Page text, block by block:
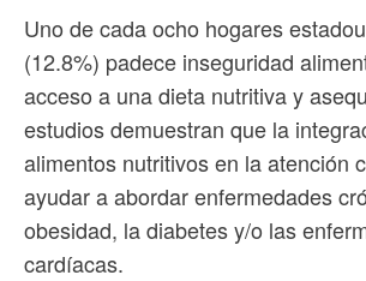
Uno de cada ocho hogares
(12.8%) padece inseguridad
acceso a una dieta nutritiva y
estudios demuestran que la
alimentos nutritivos en la atención
ayudar a abordar enfermedades
obesidad, la diabetes y/o las
cardíacas.